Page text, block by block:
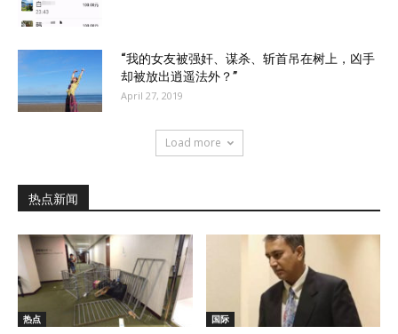
“我的女友被强奸、谋杀、斩首吊在树上，凶手
却被放出逍遥法外？”
April 27, 2019
Load more
热点新闻
热点 国际